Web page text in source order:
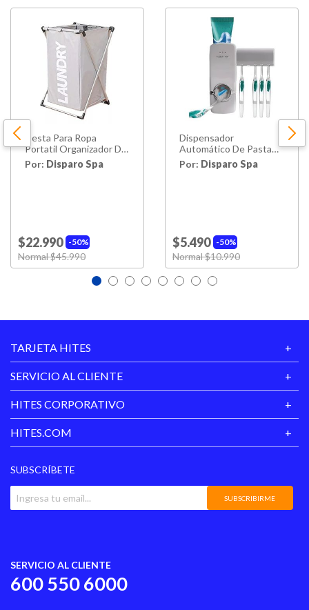
Cesta Para Ropa
Portatil Organizador De
Tela Hogar Baño
Por: Disparo Spa
50%
$22.990
Price reduced from
Normal $45.990
Dispensador
Automático De Pasta
De Dientes Con
Portacepillo
Por: Disparo Spa
50%
$5.490
Price reduced from
Normal $10.990
TARJETA HITES
SERVICIO AL CLIENTE
HITES CORPORATIVO
HITES.COM
SUBSCRÍBETE
SUBSCRIBIRME
SERVICIO AL CLIENTE
600 550 6000